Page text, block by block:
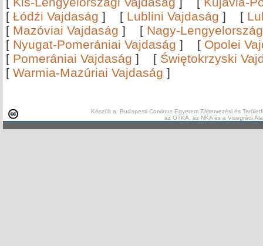
[ Łódźi Vajdaság ] [ Lublini Vajdaság ] [
[ Mazóviai Vajdaság ] [ Nagy-
[ Nyugat-Pomerániai Vajdaság ] [ Opolei
[ Pomerániai Vajdaság ] [ Świętokrzyski
[ Warmia-Mazúriai Vajdaság ]
Készült a Budapesti Corvinus Egyetem Tájtervezési és
az OTKA, az NKA és a Visegrádi